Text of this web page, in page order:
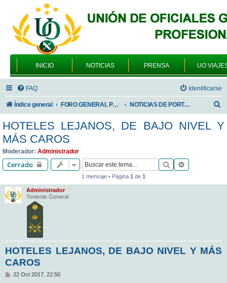
INICIO NOTICIAS PRENSA UO
FAQ Identificarse
Índice general FORO GENERAL PARA TODOS LOS USUARIOS NOTICIAS DE PORTADA
HOTELES LEJANOS, DE BAJO NIVEL Y
MÁS CAROS
Moderador: Administrador
Cerrado Buscar
1 mensaje • Página 1 de 1
Administrador
Teniente General
HOTELES LEJANOS, DE BAJO NIVEL Y MÁS
CAROS
M
22 Oct 2017, 22:50